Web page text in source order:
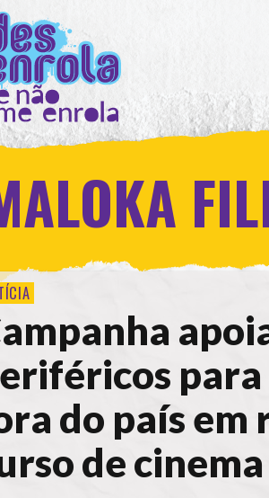
do país em
de cinema